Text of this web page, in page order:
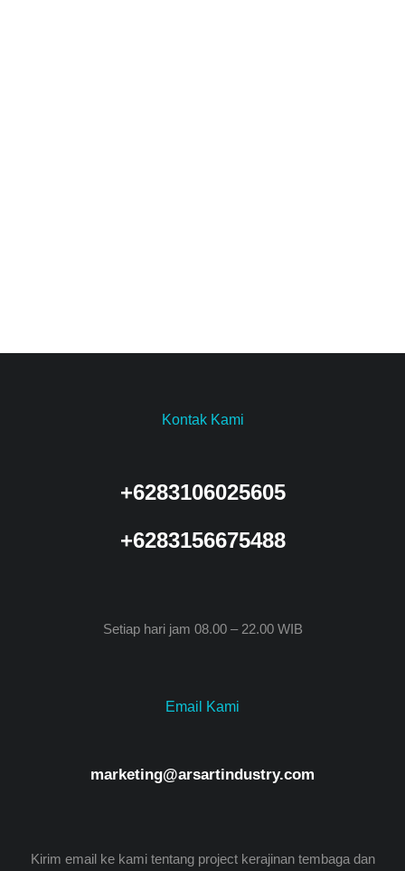
Kontak Kami
+6283106025605
+6283156675488
Setiap hari jam 08.00 – 22.00 WIB
Email Kami
marketing@arsartindustry.com
Kirim email ke kami tentang project kerajinan tembaga dan